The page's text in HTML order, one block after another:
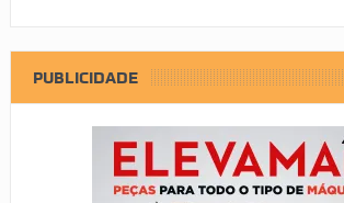
PUBLICIDADE